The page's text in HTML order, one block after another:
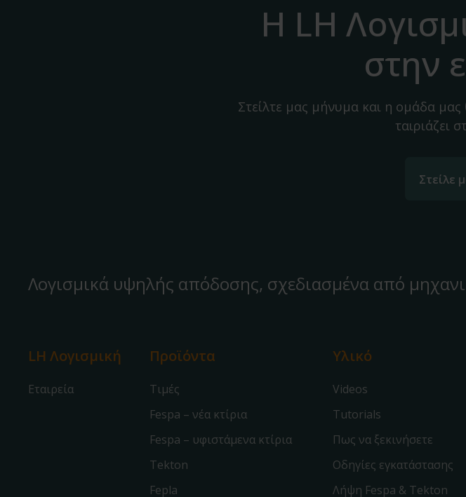
Η LH
στην
Στείλτε μας μήνυμα και η ομάδα
ταιριάζει
Στείλε
Λογισμικά υψηλής απόδοσης, σχεδιασμένα από
LH Λογισμική
Εταιρεία
Προϊόντα
Τιμές
Fespa – νέα κτίρια
Fespa – υφιστάμενα κτίρια
Tekton
Fepla
Υλικό
Videos
Tutorials
Πως να ξεκινήσετε
Οδηγίες εγκατάστασης
Λήψη Fespa & Tekton